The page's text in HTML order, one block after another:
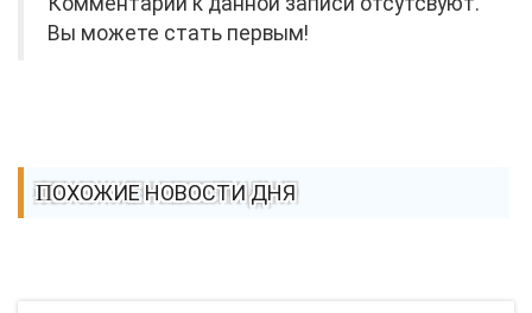
Вы можете стать первым!
ПОХОЖИЕ НОВОСТИ ДНЯ